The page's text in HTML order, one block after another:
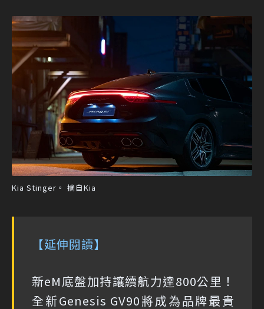
Kia Stinger。 摘自Kia
【延伸閱讀】
新eM底盤加持讓續航力達800公里！
全新Genesis GV90將成為品牌最貴